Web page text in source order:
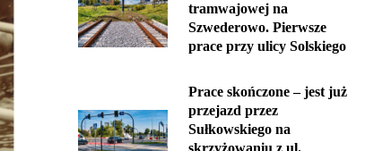
tramwajowej na
Szwederowo. Pierwsze
prace przy ulicy Solskiego
Prace skończone – jest już
przejazd przez
Sułkowskiego na
skrzyżowaniu z ul.